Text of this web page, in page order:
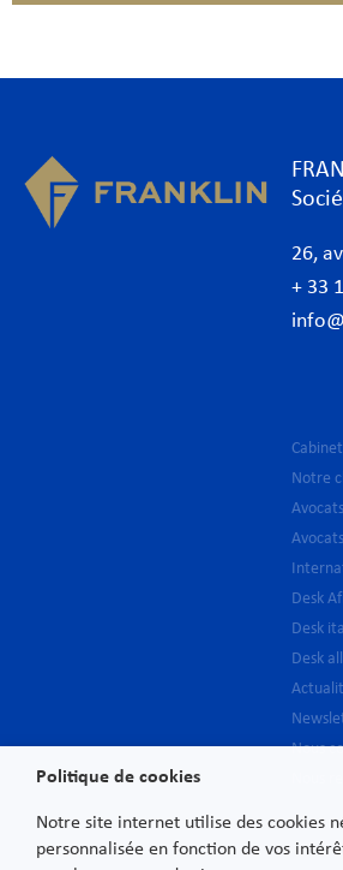
26,
+ 33
Notre
Avocats
Desk
Desk
Desk
Nous
Politique de cookies
Notre site internet utilise des cookies
personnalisée en fonction de vos